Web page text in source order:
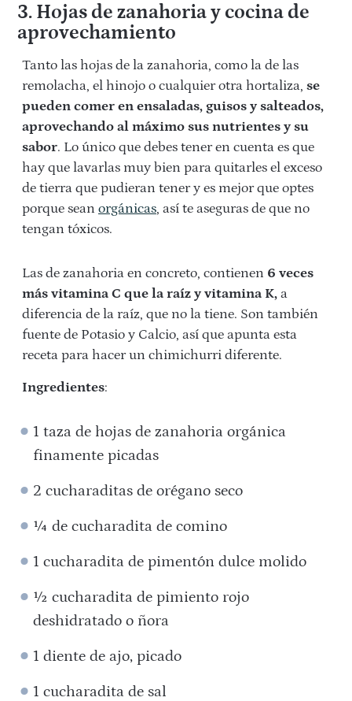
3. Hojas de zanahoria y cocina de
aprovechamiento
Tanto las hojas de la zanahoria, como la de las
remolacha, el hinojo o cualquier otra hortaliza, se
pueden comer en ensaladas, guisos y salteados,
aprovechando al máximo sus nutrientes y su
sabor. Lo único que debes tener en cuenta es que
hay que lavarlas muy bien para quitarles el exceso
de tierra que pudieran tener y es mejor que optes
porque sean orgánicas, así te aseguras de que no
tengan tóxicos.
Las de zanahoria en concreto, contienen 6 veces
más vitamina C que la raíz y vitamina K, a
diferencia de la raíz, que no la tiene. Son también
fuente de Potasio y Calcio, así que apunta esta
receta para hacer un chimichurri diferente.
Ingredientes:
1 taza de hojas de zanahoria orgánica
finamente picadas
2 cucharaditas de orégano seco
¼ de cucharadita de comino
1 cucharadita de pimentón dulce molido
½ cucharadita de pimiento rojo
deshidratado o ñora
1 diente de ajo, picado
1 cucharadita de sal